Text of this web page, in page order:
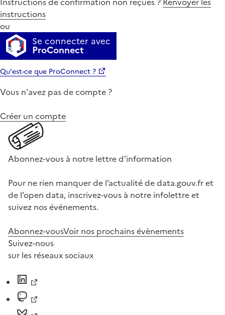
instructions
ou
Se connecter avec
ProConnect
Qu'est-ce que ProConnect ?
Vous n'avez pas de compte ?
Créer un compte
Abonnez-vous à notre lettre d'information
Pour ne rien manquer de l’actualité de data.gouv.fr et
de l’open data, inscrivez-vous à notre infolettre et
suivez nos événements.
Abonnez-vousVoir nos prochains évènements
Suivez-nous
sur les réseaux sociaux